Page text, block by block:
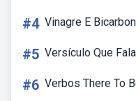
#4 Vinagre E
#5 Versículo Que
#6 Verbos There To